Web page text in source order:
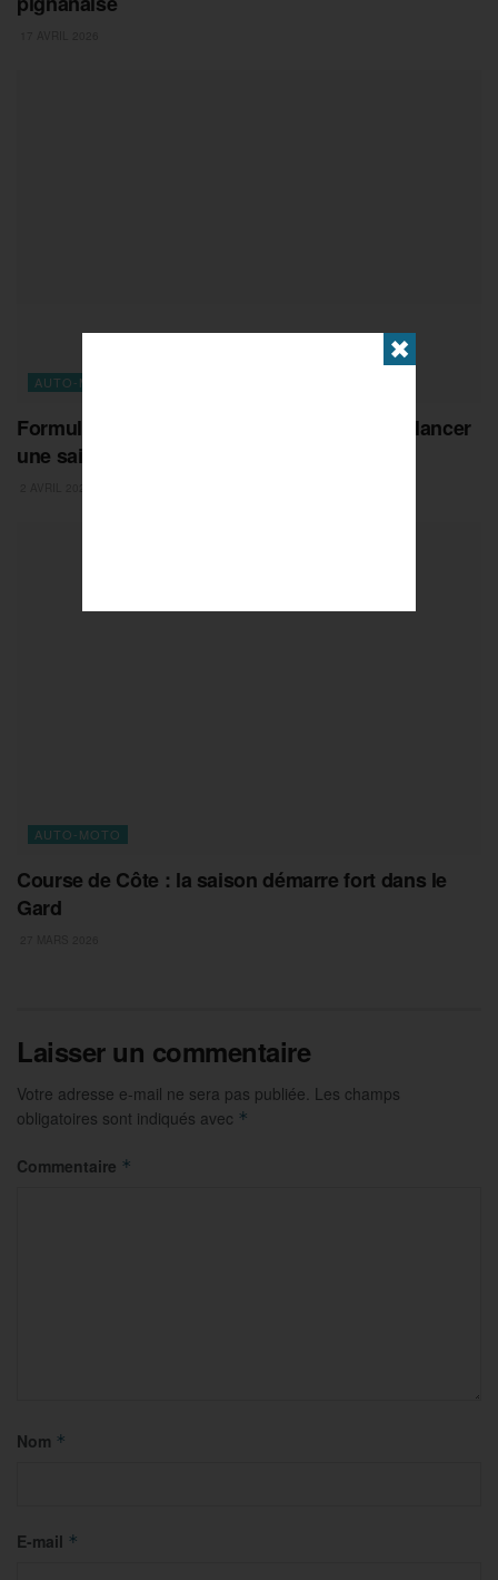
AUTO-MOTO
Formule 4 : un record de participation pour lancer
une saison très attendue
AUTO-MOTO
Course de Côte : la saison démarre fort dans le
Gard
Laisser un commentaire
Votre adresse e-mail ne sera pas publiée. Les champs
obligatoires sont indiqués avec *
Commentaire *
Nom *
E-mail *
✖